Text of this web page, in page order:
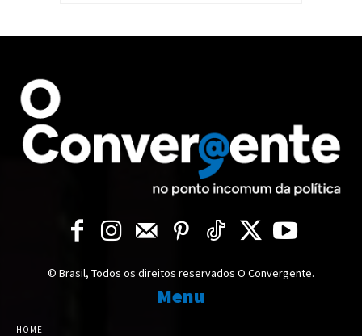
© Brasil, Todos os direitos reservados O Convergente.
Menu
HOME